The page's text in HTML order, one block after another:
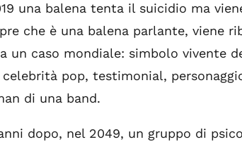
una balena tenta il suicidio ma
che è una balena parlante, viene
un caso mondiale: simbolo vivente
celebrità pop, testimonial,
di una band.
dopo, nel 2049, un gruppo di